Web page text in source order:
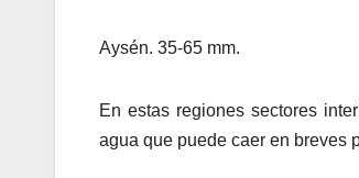
Aysén. 35-65 mm.
En estas regiones sectores
agua que puede caer en breves